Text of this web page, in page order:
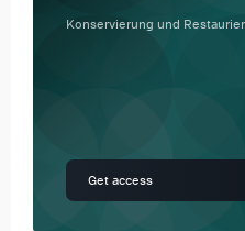
Konservierung und
Get access